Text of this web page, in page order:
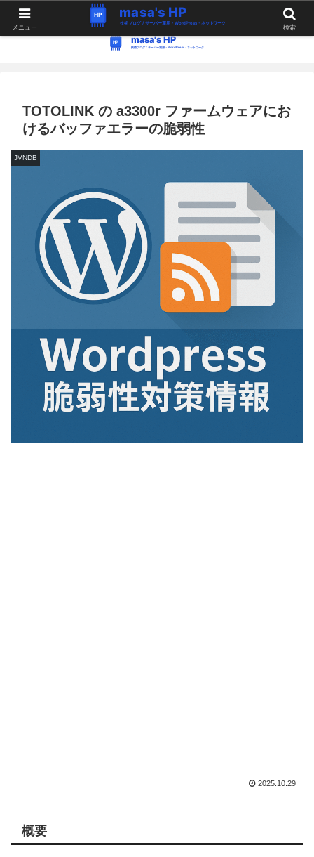
WordPress・Linux関連の情報。つぶやき。
TOTOLINK の a3300r ファームウェアにお
けるバッファエラーの脆弱性
JVNDB
2025.10.29
概要
メニュー 検索